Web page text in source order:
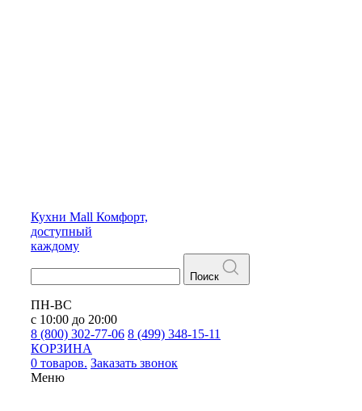
Кухни Mall Комфорт,
доступный
каждому
Поиск
ПН-ВС
с 10:00 до 20:00
8 (800) 302-77-06 8 (499) 348-15-11
КОРЗИНА
0 товаров. Заказать звонок
Меню